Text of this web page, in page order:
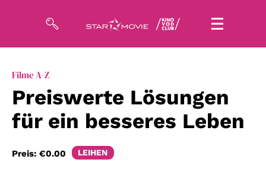
Magazin
Kuratierungen
Events
Filme A-Z
Preiswerte Lösungen
für ein besseres Leben
Preis: €0.00 LEIHEN